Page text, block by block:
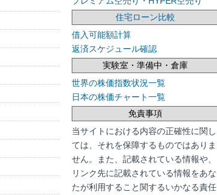
住宅ローン比較
借入可能額計算
返済スケジュール確認
実験室・準備中・倉庫
世界の株価指数状況一覧
日本の株価チャート一覧
免責事項
当サイトにおける内容の正確性に関し
ては、それを保障するものではありま
せん。また、記載されている情報や、
リンク先に記載されている情報をあな
たが利用すること関するいかなる責任